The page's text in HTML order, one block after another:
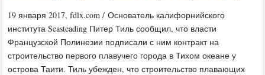
19 января 2017, fdlx.com / Основатель калифорнийского
института Seasteading Питер Тиль сообщил, что власти
Французской Полинезии подписали с ним контракт на
строительство первого плавучего города в Тихом океане у
острова Таити. Тиль убежден, что строительство плавающих